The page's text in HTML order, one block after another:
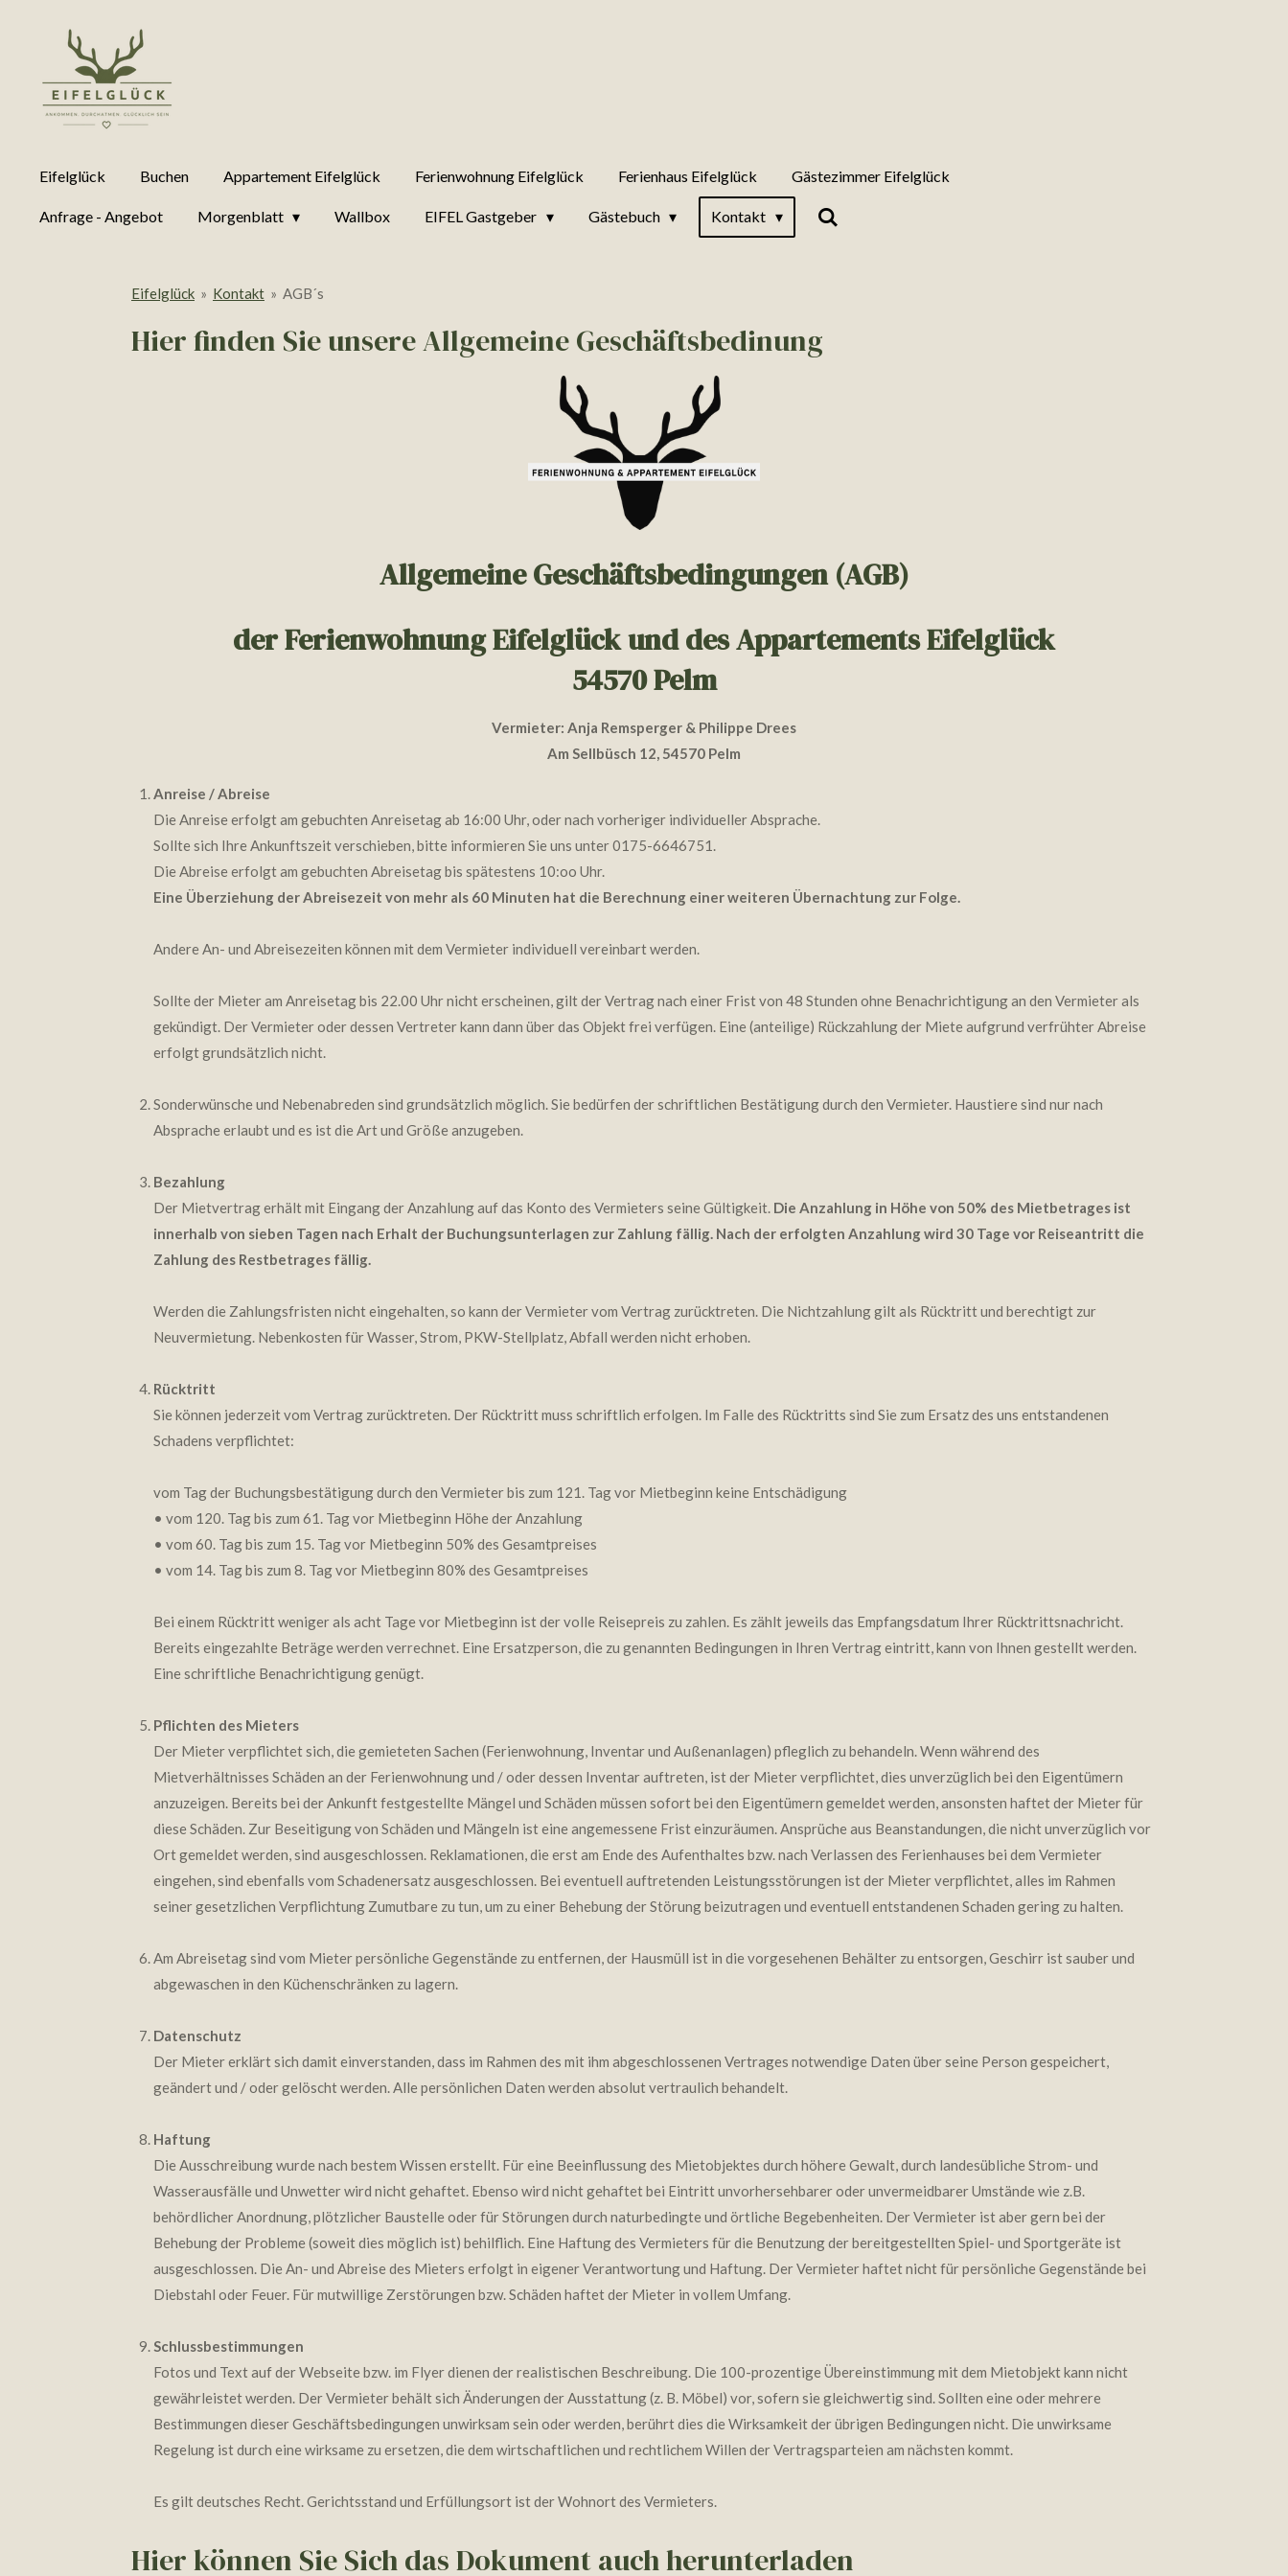
Hauptinhalt
Eifelglück Buchen Appartement Eifelglück Ferienwohnung Eifelglück Ferienhaus Eifelglück Gästezimmer Eifelglück
Anfrage - Angebot Morgenblatt Wallbox EIFEL Gastgeber Gästebuch Kontakt
Eifelglück » Kontakt » AGB´s
Hier finden Sie unsere Allgemeine Geschäftsbedinung
Allgemeine Geschäftsbedingungen (AGB)
der Ferienwohnung Eifelglück und des Appartements Eifelglück
54570 Pelm
Vermieter: Anja Remsperger & Philippe Drees
Am Sellbüsch 12, 54570 Pelm
Anreise / Abreise
Die Anreise erfolgt am gebuchten Anreisetag ab 16:00 Uhr, oder nach vorheriger individueller Absprache.
Sollte sich Ihre Ankunftszeit verschieben, bitte informieren Sie uns unter 0175-6646751.
Die Abreise erfolgt am gebuchten Abreisetag bis spätestens 10:oo Uhr.
Eine Überziehung der Abreisezeit von mehr als 60 Minuten hat die Berechnung einer weiteren Übernachtung zur Folge.
Andere An- und Abreisezeiten können mit dem Vermieter individuell vereinbart werden.
Sollte der Mieter am Anreisetag bis 22.00 Uhr nicht erscheinen, gilt der Vertrag nach einer Frist von 48 Stunden ohne Benachrichtigung an den Vermieter als
gekündigt. Der Vermieter oder dessen Vertreter kann dann über das Objekt frei verfügen. Eine (anteilige) Rückzahlung der Miete aufgrund verfrühter Abreise
erfolgt grundsätzlich nicht.
Sonderwünsche und Nebenabreden sind grundsätzlich möglich. Sie bedürfen der schriftlichen Bestätigung durch den Vermieter. Haustiere sind nur nach
Absprache erlaubt und es ist die Art und Größe anzugeben.
Bezahlung
Der Mietvertrag erhält mit Eingang der Anzahlung auf das Konto des Vermieters seine Gültigkeit. Die Anzahlung in Höhe von 50% des Mietbetrages ist
innerhalb von sieben Tagen nach Erhalt der Buchungsunterlagen zur Zahlung fällig. Nach der erfolgten Anzahlung wird 30 Tage vor Reiseantritt die
Zahlung des Restbetrages fällig.
Werden die Zahlungsfristen nicht eingehalten, so kann der Vermieter vom Vertrag zurücktreten. Die Nichtzahlung gilt als Rücktritt und berechtigt zur
Neuvermietung. Nebenkosten für Wasser, Strom, PKW-Stellplatz, Abfall werden nicht erhoben.
Rücktritt
Sie können jederzeit vom Vertrag zurücktreten. Der Rücktritt muss schriftlich erfolgen. Im Falle des Rücktritts sind Sie zum Ersatz des uns entstandenen
Schadens verpflichtet:
vom Tag der Buchungsbestätigung durch den Vermieter bis zum 121. Tag vor Mietbeginn keine Entschädigung
• vom 120. Tag bis zum 61. Tag vor Mietbeginn Höhe der Anzahlung
• vom 60. Tag bis zum 15. Tag vor Mietbeginn 50% des Gesamtpreises
• vom 14. Tag bis zum 8. Tag vor Mietbeginn 80% des Gesamtpreises
Bei einem Rücktritt weniger als acht Tage vor Mietbeginn ist der volle Reisepreis zu zahlen. Es zählt jeweils das Empfangsdatum Ihrer Rücktrittsnachricht.
Bereits eingezahlte Beträge werden verrechnet. Eine Ersatzperson, die zu genannten Bedingungen in Ihren Vertrag eintritt, kann von Ihnen gestellt werden.
Eine schriftliche Benachrichtigung genügt.
Pflichten des Mieters
Der Mieter verpflichtet sich, die gemieteten Sachen (Ferienwohnung, Inventar und Außenanlagen) pfleglich zu behandeln. Wenn während des
Mietverhältnisses Schäden an der Ferienwohnung und / oder dessen Inventar auftreten, ist der Mieter verpflichtet, dies unverzüglich bei den Eigentümern
anzuzeigen. Bereits bei der Ankunft festgestellte Mängel und Schäden müssen sofort bei den Eigentümern gemeldet werden, ansonsten haftet der Mieter für
diese Schäden. Zur Beseitigung von Schäden und Mängeln ist eine angemessene Frist einzuräumen. Ansprüche aus Beanstandungen, die nicht unverzüglich vor
Ort gemeldet werden, sind ausgeschlossen. Reklamationen, die erst am Ende des Aufenthaltes bzw. nach Verlassen des Ferienhauses bei dem Vermieter
eingehen, sind ebenfalls vom Schadenersatz ausgeschlossen. Bei eventuell auftretenden Leistungsstörungen ist der Mieter verpflichtet, alles im Rahmen
seiner gesetzlichen Verpflichtung Zumutbare zu tun, um zu einer Behebung der Störung beizutragen und eventuell entstandenen Schaden gering zu halten.
Am Abreisetag sind vom Mieter persönliche Gegenstände zu entfernen, der Hausmüll ist in die vorgesehenen Behälter zu entsorgen, Geschirr ist sauber und
abgewaschen in den Küchenschränken zu lagern.
Datenschutz
Der Mieter erklärt sich damit einverstanden, dass im Rahmen des mit ihm abgeschlossenen Vertrages notwendige Daten über seine Person gespeichert,
geändert und / oder gelöscht werden. Alle persönlichen Daten werden absolut vertraulich behandelt.
Haftung
Die Ausschreibung wurde nach bestem Wissen erstellt. Für eine Beeinflussung des Mietobjektes durch höhere Gewalt, durch landesübliche Strom- und
Wasserausfälle und Unwetter wird nicht gehaftet. Ebenso wird nicht gehaftet bei Eintritt unvorhersehbarer oder unvermeidbarer Umstände wie z.B.
behördlicher Anordnung, plötzlicher Baustelle oder für Störungen durch naturbedingte und örtliche Begebenheiten. Der Vermieter ist aber gern bei der
Behebung der Probleme (soweit dies möglich ist) behilflich. Eine Haftung des Vermieters für die Benutzung der bereitgestellten Spiel- und Sportgeräte ist
ausgeschlossen. Die An- und Abreise des Mieters erfolgt in eigener Verantwortung und Haftung. Der Vermieter haftet nicht für persönliche Gegenstände bei
Diebstahl oder Feuer. Für mutwillige Zerstörungen bzw. Schäden haftet der Mieter in vollem Umfang.
Schlussbestimmungen
Fotos und Text auf der Webseite bzw. im Flyer dienen der realistischen Beschreibung. Die 100-prozentige Übereinstimmung mit dem Mietobjekt kann nicht
gewährleistet werden. Der Vermieter behält sich Änderungen der Ausstattung (z. B. Möbel) vor, sofern sie gleichwertig sind. Sollten eine oder mehrere
Bestimmungen dieser Geschäftsbedingungen unwirksam sein oder werden, berührt dies die Wirksamkeit der übrigen Bedingungen nicht. Die unwirksame
Regelung ist durch eine wirksame zu ersetzen, die dem wirtschaftlichen und rechtlichem Willen der Vertragsparteien am nächsten kommt.
Es gilt deutsches Recht. Gerichtsstand und Erfüllungsort ist der Wohnort des Vermieters.
Hier können Sie Sich das Dokument auch herunterladen